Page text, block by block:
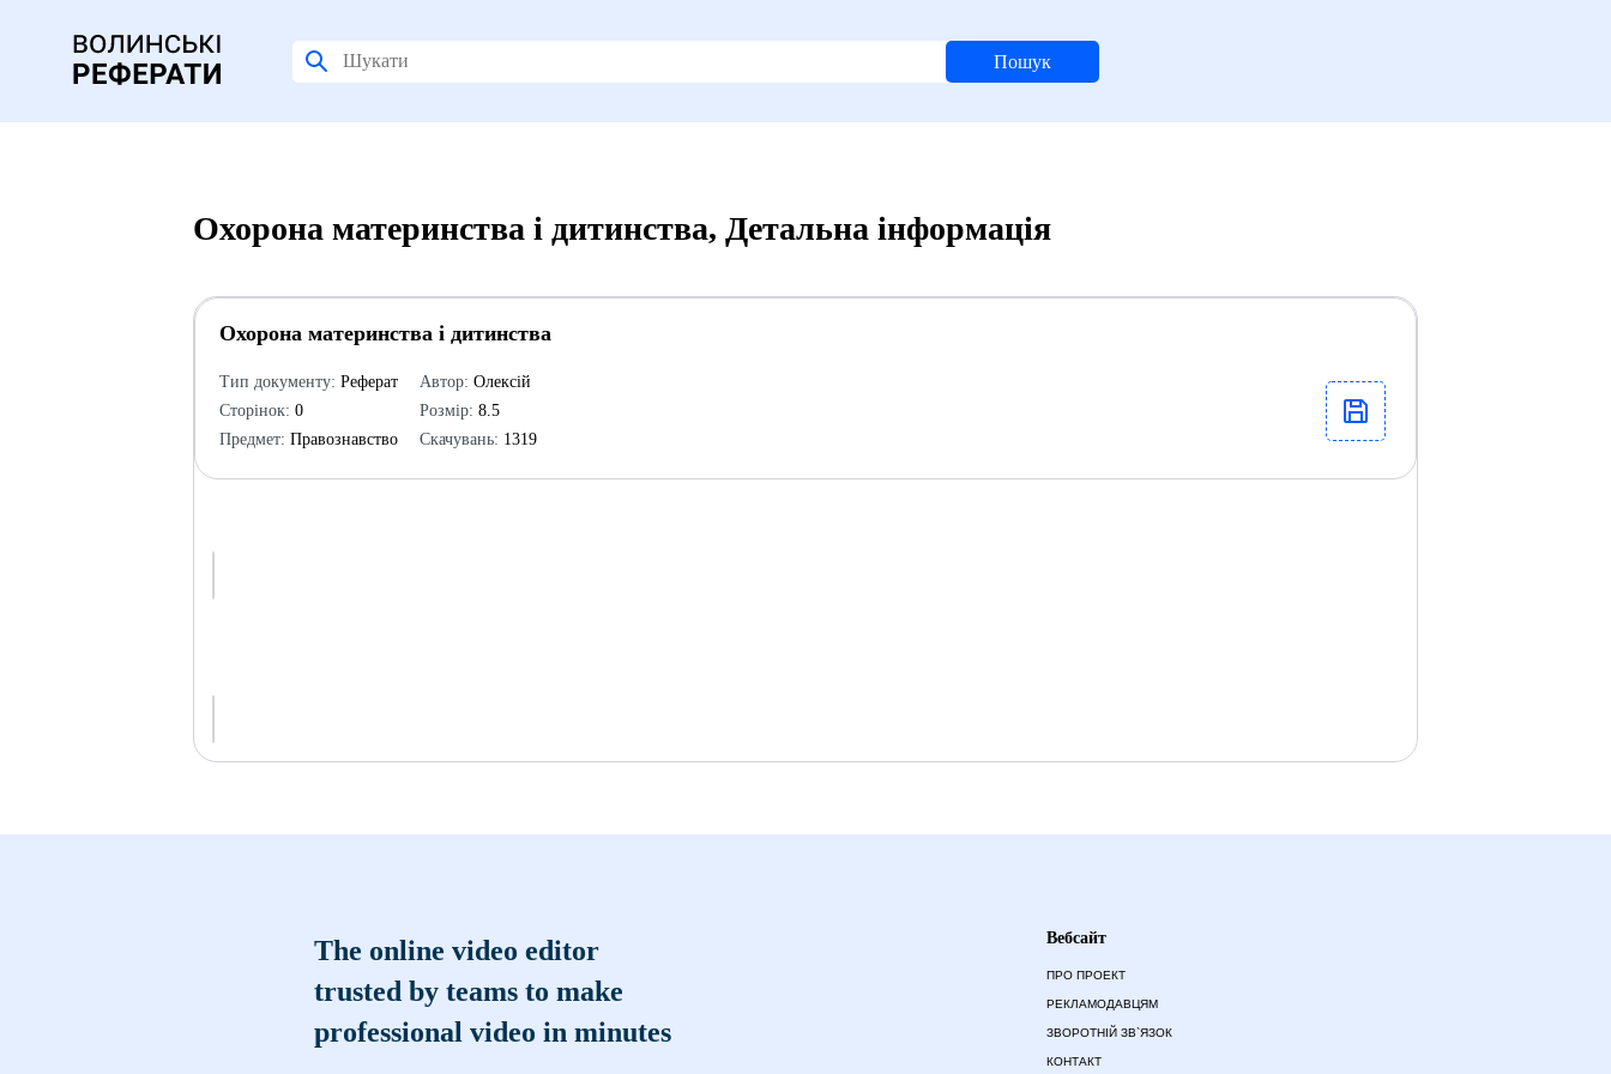
Пошук
Охорона материнства і дитинства, Детальна інформація
Охорона материнства і дитинства
Тип документу: Реферат
Сторінок: 0
Предмет: Правознавство
Автор: Олексій
Розмір: 8.5
Скачувань: 1319
The online video editor
trusted by teams to make
professional video in minutes
Вебсайт
ПРО ПРОЕКТ
РЕКЛАМОДАВЦЯМ
ЗВОРОТНІЙ ЗВ`ЯЗОК
КОНТАКТ